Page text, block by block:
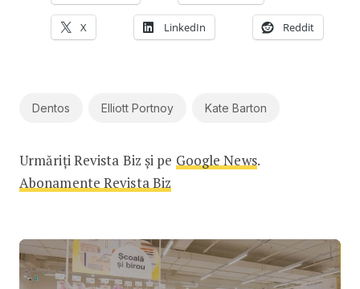
X LinkedIn Reddit
Dentos Elliott Portnoy Kate Barton
Urmăriți Revista Biz și pe Google News.
Abonamente Revista Biz